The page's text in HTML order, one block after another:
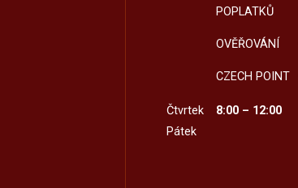
POPLATKŮ
OVĚŘOVÁNÍ
CZECH POINT
Čtvrtek
8:00 – 12:00
Pátek